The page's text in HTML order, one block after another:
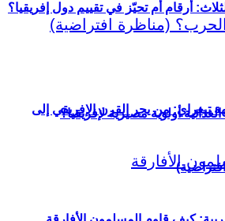
تيغراي: من يجر القرن الإفريقي إلى
أرقام أم تحيّز في تقييم دول إفريقيا؟
أولوية مصيرية لإفريقيا؟